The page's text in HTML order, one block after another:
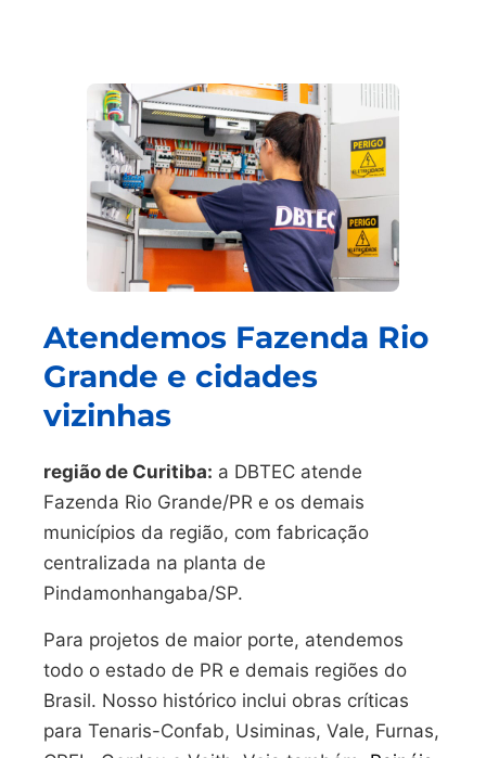
Atendemos Fazenda Rio
Grande e cidades
vizinhas
região de Curitiba: a DBTEC atende
Fazenda Rio Grande/PR e os demais
municípios da região, com fabricação
centralizada na planta de
Pindamonhangaba/SP.
Para projetos de maior porte, atendemos
todo o estado de PR e demais regiões do
Brasil. Nosso histórico inclui obras críticas
para Tenaris-Confab, Usiminas, Vale, Furnas,